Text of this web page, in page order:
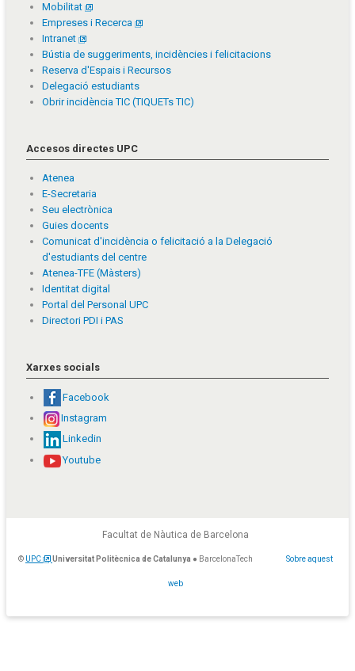
Mobilitat
Empreses i Recerca
Intranet
Bústia de suggeriments, incidències i felicitacions
Reserva d'Espais i Recursos
Delegació estudiants
Obrir incidència TIC (TIQUETs TIC)
Accesos directes UPC
Atenea
E-Secretaria
Seu electrònica
Guies docents
Comunicat d'incidència o felicitació a la Delegació
d'estudiants del centre
Atenea-TFE (Màsters)
Identitat digital
Portal del Personal UPC
Directori PDI i PAS
Xarxes socials
Facebook
Instagram
Linkedin
Youtube
Facultat de Nàutica de Barcelona
© UPC Universitat Politècnica de Catalunya ● BarcelonaTech Sobre aquest
web